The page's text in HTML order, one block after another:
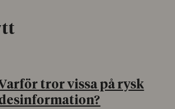
tror vissa på rysk